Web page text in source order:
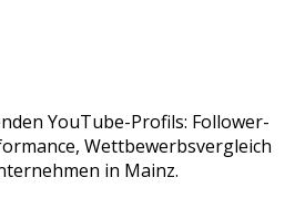
YouTube-Profils: Follower-
Wettbewerbsvergleich
in Mainz.